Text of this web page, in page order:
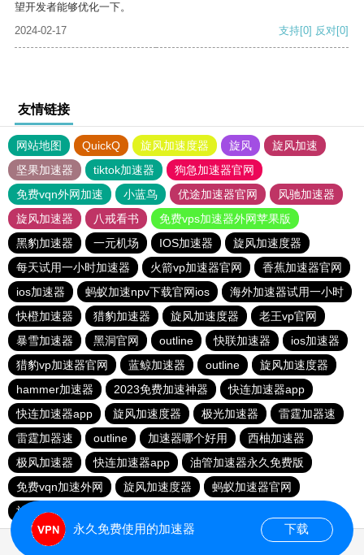
望开发者能够优化一下。
2024-02-17
支持[0] 反对[0]
友情链接
网站地图 QuickQ 旋风加速度器 旋风
旋风加速
坚果加速器
tiktok加速器
狗急加速器官网
免费vqn外网加速
小蓝鸟 优途加速器官网
风驰加速器
旋风加速器
八戒看书
免费vps加速器外网苹果版
黑豹加速器
一元机场 IOS加速器
旋风加速度器
每天试用一小时加速器
火箭vp加速器官网
香蕉加速器官网
ios加速器
蚂蚁加速npv下载官网ios
海外加速器试用一小时
快橙加速器
猎豹加速器 旋风加速度器
老王vp官网
暴雪加速器
黑洞官网 outline 快联加速器
ios加速器
猎豹vp加速器官网
蓝鲸加速器 outline
旋风加速度器
hammer加速器
2023免费加速神器
快连加速器app
快连加速器app
旋风加速度器 极光加速器
雷霆加器速
雷霆加器速
outline 加速器哪个好用
西柚加速器
极风加速器
快连加速器app
油管加速器永久免费版
免费vqn加速外网
旋风加速度器
蚂蚁加速器官网
旋风加速度器
永久免费使用的加速器 下载